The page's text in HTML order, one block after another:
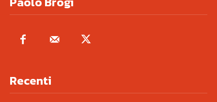
Recenti